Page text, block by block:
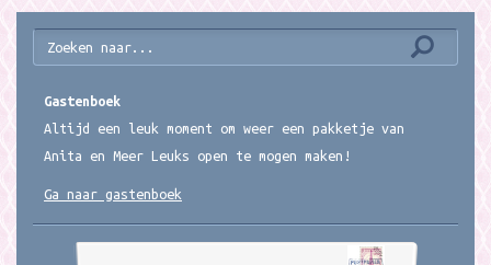
Gastenboek
Altijd een leuk moment om weer een pakketje van
Anita en Meer Leuks open te mogen maken!
Ga naar gastenboek